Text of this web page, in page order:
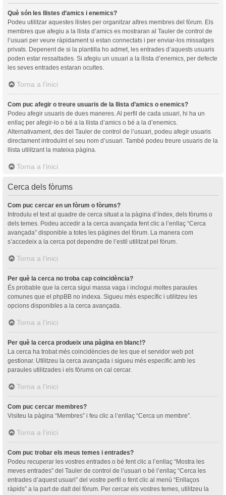
Què són les llistes d’amics i enemics?
Podeu utilitzar aquestes llistes per organitzar altres membres del fòrum. Els
membres que afegiu a la llista d’amics es mostraran al Tauler de control de
l’usuari per veure ràpidament si estan connectats i per enviar-los missatges
privats. Depenent de si la plantilla ho admet, les entrades d’aquests usuaris
poden estar ressaltades. Si afegiu un usuari a la llista d’enemics, per defecte
les seves entrades estaran ocultes.
Torna a l’inici
Com puc afegir o treure usuaris de la llista d’amics o enemics?
Podeu afegir usuaris de dues maneres. Al perfil de cada usuari, hi ha un
enllaç per afegir-lo o bé a la llista d’amics o bé a la d’enemics.
Alternativament, des del Tauler de control de l’usuari, podeu afegir usuaris
directament introduïnt el seu nom d’usuari. També podeu treure usuaris de la
llista utilitzant la mateixa pàgina.
Torna a l’inici
Cerca dels fòrums
Com puc cercar en un fòrum o fòrums?
Introduïu el text al quadre de cerca situat a la pàgina d’índex, dels fòrums o
dels temes. Podeu accedir a la cerca avançada fent clic a l’enllaç “Cerca
avançada” disponible a totes les pàgines del fòrum. La manera com
s’accedeix a la cerca pot dependre de l’estil utilitzat pel fòrum.
Torna a l’inici
Per què la cerca no troba cap coincidència?
És probable que la cerca sigui massa vaga i inclogui moltes paraules
comunes que el phpBB no indexa. Sigueu més específic i utilitzeu les
opcions disponibles a la cerca avançada.
Torna a l’inici
Per què la cerca produeix una pàgina en blanc!?
La cerca ha trobat més coincidències de les que el servidor web pot
gestionar. Utilitzeu la cerca avançada i sigueu més especific amb les
paraules utilitzades i els fòrums on cal cercar.
Torna a l’inici
Com puc cercar membres?
Visiteu la pàgina “Membres” i feu clic a l’enllaç “Cerca un membre”.
Torna a l’inici
Com puc trobar els meus temes i entrades?
Podeu recuperar les vostres entrades o bé fent clic a l’enllaç “Mostra les
meves entrades” del Tauler de control de l’usuari o bé l’enllaç “Cerca les
entrades d’aquest usuari” del vostre perfil o fent clic al menú “Enllaços
ràpids” a la part de dalt del fòrum. Per cercar els vostres temes, utilitzeu la